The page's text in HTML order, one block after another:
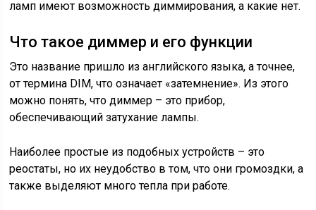
ламп имеют возможность диммирования, а какие нет.
Что такое диммер и его функции
Это название пришло из английского языка, а точнее,
от термина DIM, что означает «затемнение». Из этого
можно понять, что диммер – это прибор,
обеспечивающий затухание лампы.
Наиболее простые из подобных устройств – это
реостаты, но их неудобство в том, что они громоздки, а
также выделяют много тепла при работе.